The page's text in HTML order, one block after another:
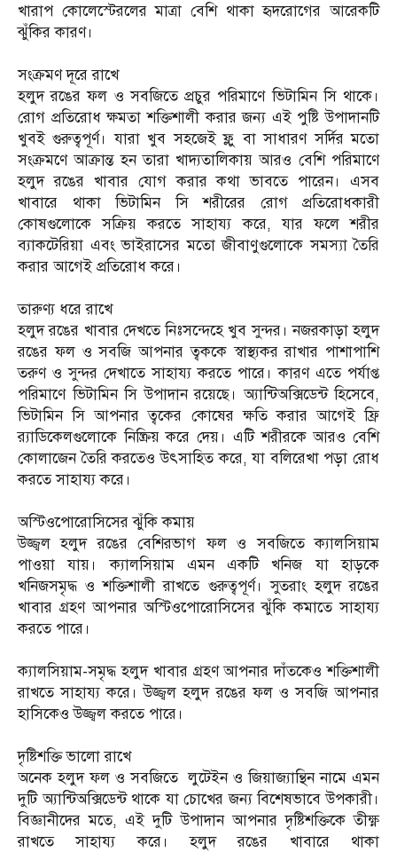
খারাপ কোলেস্টেরলের মাত্রা বেশি থাকা হৃদরোগের আরেকটি
ঝুঁকির কারণ।
সংক্রমণ দূরে রাখে
হলুদ রঙের ফল ও সবজিতে প্রচুর পরিমাণে ভিটামিন সি থাকে।
রোগ প্রতিরোধ ক্ষমতা শক্তিশালী করার জন্য এই পুষ্টি উপাদানটি
খুবই গুরুত্বপূর্ণ। যারা খুব সহজেই ফ্লু বা সাধারণ সর্দির মতো
সংক্রমণে আক্রান্ত হন তারা খাদ্যতালিকায় আরও বেশি পরিমাণে
হলুদ রঙের খাবার যোগ করার কথা ভাবতে পারেন। এসব
খাবারে থাকা ভিটামিন সি শরীরের রোগ প্রতিরোধকারী
কোষগুলোকে সক্রিয় করতে সাহায্য করে, যার ফলে শরীর
ব্যাকটেরিয়া এবং ভাইরাসের মতো জীবাণুগুলোকে সমস্যা তৈরি
করার আগেই প্রতিরোধ করে।
তারুণ্য ধরে রাখে
হলুদ রঙের খাবার দেখতে নিঃসন্দেহে খুব সুন্দর। নজরকাড়া হলুদ
রঙের ফল ও সবজি আপনার ত্বককে স্বাস্থ্যকর রাখার পাশাপাশি
তরুণ ও সুন্দর দেখাতে সাহায্য করতে পারে। কারণ এতে পর্যাপ্ত
পরিমাণে ভিটামিন সি উপাদান রয়েছে। অ্যান্টিঅক্সিডেন্ট হিসেবে,
ভিটামিন সি আপনার ত্বকের কোষের ক্ষতি করার আগেই ফ্রি
র‍্যাডিকেলগুলোকে নিষ্ক্রিয় করে দেয়। এটি শরীরকে আরও বেশি
কোলাজেন তৈরি করতেও উৎসাহিত করে, যা বলিরেখা পড়া রোধ
করতে সাহায্য করে।
অস্টিওপোরোসিসের ঝুঁকি কমায়
উজ্জ্বল হলুদ রঙের বেশিরভাগ ফল ও সবজিতে ক্যালসিয়াম
পাওয়া যায়। ক্যালসিয়াম এমন একটি খনিজ যা হাড়কে
খনিজসমৃদ্ধ ও শক্তিশালী রাখতে গুরুত্বপূর্ণ। সুতরাং হলুদ রঙের
খাবার গ্রহণ আপনার অস্টিওপোরোসিসের ঝুঁকি কমাতে সাহায্য
করতে পারে।
ক্যালসিয়াম-সমৃদ্ধ হলুদ খাবার গ্রহণ আপনার দাঁতকেও শক্তিশালী
রাখতে সাহায্য করে। উজ্জ্বল হলুদ রঙের ফল ও সবজি আপনার
হাসিকেও উজ্জ্বল করতে পারে।
দৃষ্টিশক্তি ভালো রাখে
অনেক হলুদ ফল ও সবজিতে লুটেইন ও জিয়াজ্যান্থিন নামে এমন
দুটি অ্যান্টিঅক্সিডেন্ট থাকে যা চোখের জন্য বিশেষভাবে উপকারী।
বিজ্ঞানীদের মতে, এই দুটি উপাদান আপনার দৃষ্টিশক্তিকে তীক্ষ্ণ
রাখতে সাহায্য করে। হলুদ রঙের খাবারে থাকা